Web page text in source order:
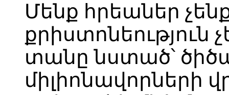
Մենք հրեաներ
քրիստոնեություն
տանը նստած՝
միլիոնավորների